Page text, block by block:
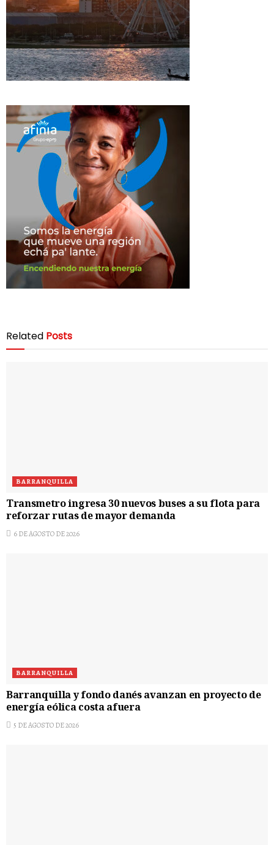
Related Posts
BARRANQUILLA
Transmetro ingresa 30 nuevos buses a su flota para
reforzar rutas de mayor demanda
6 DE AGOSTO DE 2026
BARRANQUILLA
Barranquilla y fondo danés avanzan en proyecto de
energía eólica costa afuera
5 DE AGOSTO DE 2026